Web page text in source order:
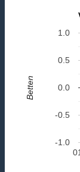
-1.0
-0.5
0.0
0.5
1.0
Betten